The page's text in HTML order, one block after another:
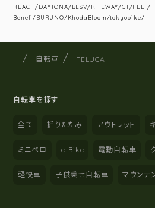
REACH/DAYTONA/BESV/RITEWAY/GT/FELT/
Beneli/BURUNO/KhodaBloom/tokyobike/
サイト内の現在地
サイクルショップナカゴヤ
自転車 FELUCA
自転車を探す
全て 折りたたみ アウトレット
ミニベロ e-Bike 電動自転車
軽快車 子供乗せ自転車 マウンテ